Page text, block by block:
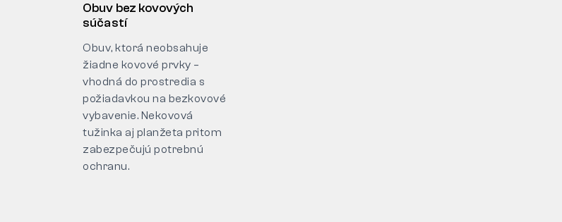
Obuv bez kovových
súčastí
Obuv, ktorá neobsahuje
žiadne kovové prvky –
vhodná do prostredia s
požiadavkou na bezkovové
vybavenie. Nekovová
tužinka aj planžeta pritom
zabezpečujú potrebnú
ochranu.